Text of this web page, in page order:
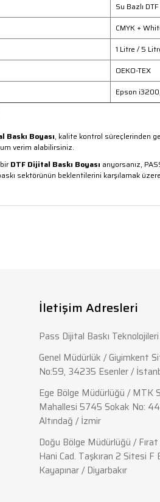
Su Bazlı
CMYK +
1 Litre / 5
OEKO-TEX
Epson
Baskı Boyası, kalite kontrol süreçlerinden
verim alabilirsiniz.
DTF Dijital Baskı Boyası arıyorsanız,
sektörünün beklentilerini karşılamak
İletişim Adresleri
Pass Dijital Baskı Teknolojileri
Genel Müdürlük / Giyimkent
No:59, 34235 Esenler /
Ege Bölge Müdürlüğü / MTK
Mahallesi 5745 Sokak No:
Altındağ / İzmir
Doğu Bölge Müdürlüğü /
Hani Cad. Taşkıran 2 Sitesi F
Kayapınar / Diyarbakır